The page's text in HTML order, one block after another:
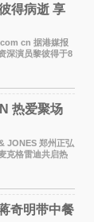
得病逝 享
cn 据港媒报
深演员黎彼得于8
好友钟志光透
休养，身体机能
热爱聚场
郑州正弘
克格雷迪共启热
全国首店，于郑
星
奇明带中餐